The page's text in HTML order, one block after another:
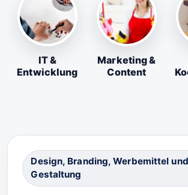
IT &
Entwicklung
Marketing &
Content
Design, Branding, Werbemittel
Gestaltung